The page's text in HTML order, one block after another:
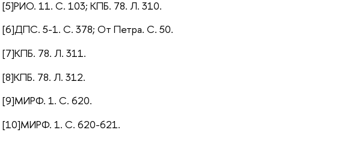
[5]РИО. 11. С. 103; КПБ. 78. Л. 310.
[6]ДПС. 5-1. С. 378; От Петра. С. 50.
[7]КПБ. 78. Л. 311.
[8]КПБ. 78. Л. 312.
[9]МИРФ. 1. С. 620.
[10]МИРФ. 1. С. 620-621.